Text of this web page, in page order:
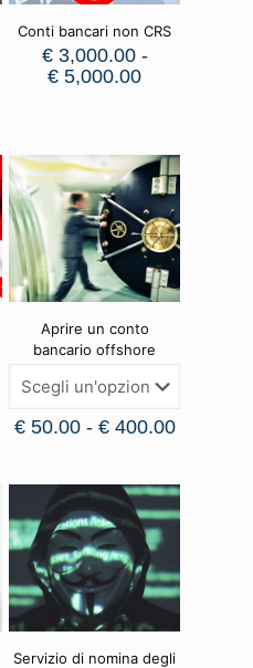
Conti bancari non CRS
€3,000.00 -
€ 5,000.00
Aprire un conto
bancario offshore
€50.00 - €400.00
Servizio di nomina degli